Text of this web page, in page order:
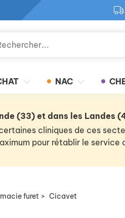
NAC
(33) et dans les Landes
cliniques de ces
pour rétablir le
furet > Cicavet